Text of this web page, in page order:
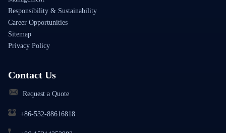
Responsibility & Sustainability
Career Opportunities
Sitemap
Privacy Policy
Contact Us
Request a Quote
+86-532-88616818